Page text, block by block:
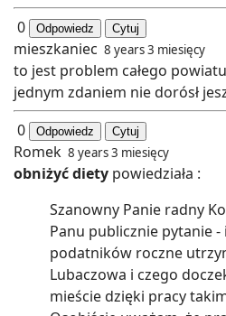
0
Odpowiedz Cytuj
mieszkaniec 8 years 3 miesięcy
to jest problem całego
jednym zdaniem nie dorósł
0
Odpowiedz Cytuj
Romek 8 years 3 miesięcy
obniżyć diety powiedziała :
Szanowny Panie radny
Panu publicznie pytanie -
podatników roczne
Lubaczowa i czego
mieście dzięki pracy